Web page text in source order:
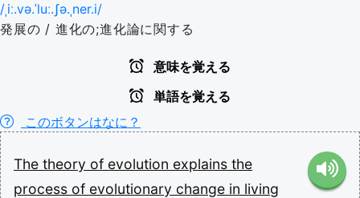
/ˌiː.və.ˈluː.ʃə.ˌner.i/
発展の / 進化の;進化論に関する
意味を覚える
単語を覚える
このボタンはなに？
The theory of evolution explains the
process of evolutionary change in living